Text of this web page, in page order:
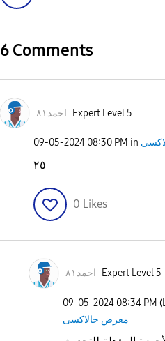
6 Comments
احمد٨١ Expert Level 5
‎09-05-2024 08:30 PM in
٢٥
0 Likes
احمد٨١ Expert Level 5
‎09-05-2024 08:34 PM
معرض جالاكسى